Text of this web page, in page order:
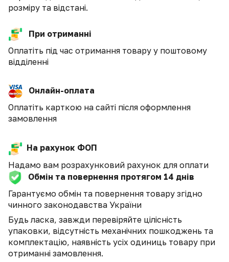
розміру та відстані.
При отриманні
Оплатіть під час отримання товару у поштовому
відділенні
Онлайн-оплата
Оплатіть карткою на сайті після оформлення
замовлення
На рахунок ФОП
Надамо вам розрахунковий рахунок для оплати
Обмін та повернення протягом 14 днів
Гарантуємо обмін та повернення товару згідно
чинного законодавства України
Будь ласка, завжди перевіряйте цілісність
упаковки, відсутність механічних пошкоджень та
комплектацію, наявність усіх одиниць товару при
отриманні замовлення.